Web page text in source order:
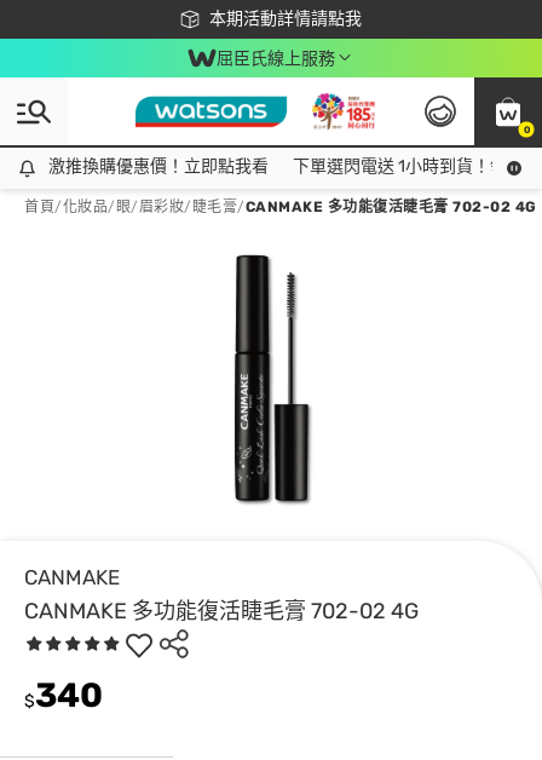
本期活動詳情請點我
下載app最高回饋$350
屈臣氏線上服務
0
激推換購優惠價！立即點我看
激推換購優惠價！立即點我看 下單選閃電送 1小時到貨！領神
首頁/化妝品/ 眼/眉彩妝/ 睫毛膏/CANMAKE 多功能復活睫毛膏 702-02 4G
CANMAKE
CANMAKE 多功能復活睫毛膏 702-02 4G
$340